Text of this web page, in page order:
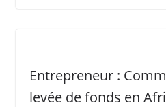
Entrepreneur :
levée de fonds en